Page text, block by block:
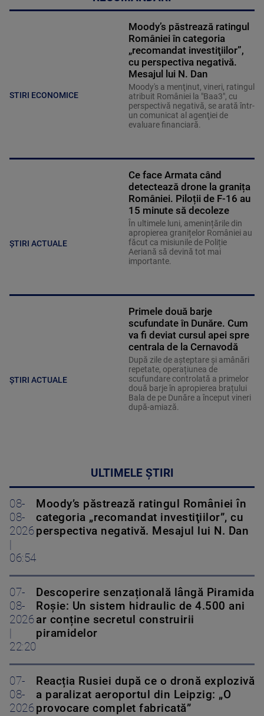
STIRI ECONOMICE
Moody’s păstrează ratingul
României în categoria
„recomandat investiţiilor”,
cu perspectiva negativă.
Mesajul lui N. Dan
Moody's a menţinut, vineri, ratingul
atribuit României la "Baa3", cu
perspectivă negativă, se arată într-
un comunicat al agenţiei de
evaluare financiară.
ȘTIRI ACTUALE
Ce face Armata când
detectează drone la granița
României. Piloții de F-16 au
15 minute să decoleze
În ultimele luni, amenințările din
apropierea granițelor României au
făcut ca misiunile de Poliție
Aeriană să devină tot mai
importante.
ȘTIRI ACTUALE
Primele două barje
scufundate în Dunăre. Cum
va fi deviat cursul apei spre
centrala de la Cernavodă
După zile de așteptare și amânări
repetate, operațiunea de
scufundare controlată a primelor
două barje în apropierea brațului
Bala de pe Dunăre a început vineri
după-amiază.
ULTIMELE ȘTIRI
08-
08-
2026
06:54
Moody’s păstrează ratingul României în
categoria „recomandat investiţiilor”, cu
perspectiva negativă. Mesajul lui N. Dan
07-
08-
2026
22:20
Descoperire senzațională lângă Piramida
Roșie: Un sistem hidraulic de 4.500 ani
ar conține secretul construirii
piramidelor
07-
08-
2026
Reacția Rusiei după ce o dronă explozivă
a paralizat aeroportul din Leipzig: „O
provocare complet fabricată”